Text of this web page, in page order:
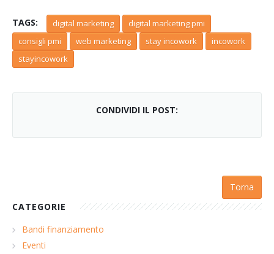
TAGS: digital marketing
digital marketing pmi
consigli pmi
web marketing stay incowork
incowork
stayincowork
CONDIVIDI IL POST:
Torna
CATEGORIE
Bandi finanziamento
Eventi